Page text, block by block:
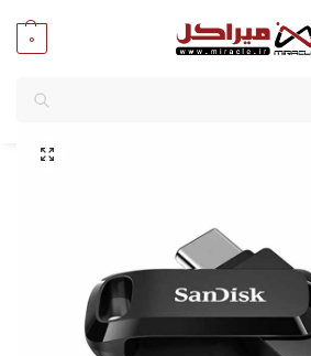
0